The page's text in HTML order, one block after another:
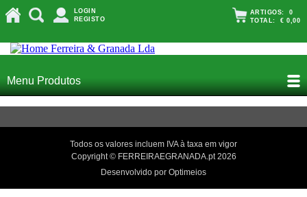
LOGIN
REGISTO
ARTIGOS: 0
TOTAL: € 0,00
Menu Produtos
Todos os valores incluem IVA à taxa em vigor
Copyright © FERREIRAEGRANADA.pt 2026
Desenvolvido por Optimeios